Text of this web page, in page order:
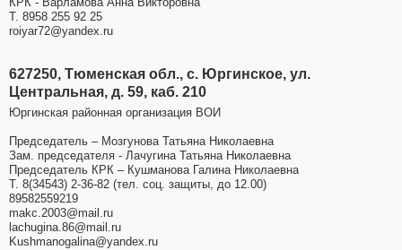
Т. 8958 255 92 25
roiyar72@yandex.ru
627250, Тюменская обл., с. Юргинское, ул.
Центральная, д. 59, каб. 210
Юргинская районная организация ВОИ
Председатель – Мозгунова Татьяна Николаевна
Зам. председателя - Лачугина Татьяна Николаевна
Председатель КРК – Кушманова Галина Николаевна
Т. 8(34543) 2-36-82 (тел. соц. защиты, до 12.00)
89582559219
makc.2003@mail.ru
lachugina.86@mail.ru
Kushmanogalina@yandex.ru